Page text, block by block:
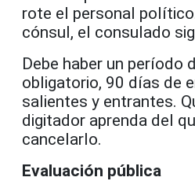
rote el personal
cónsul, el consulado
Debe haber un período
obligatorio, 90 días de
salientes y entrantes.
digitador aprenda del
cancelarlo.
Evaluación pública